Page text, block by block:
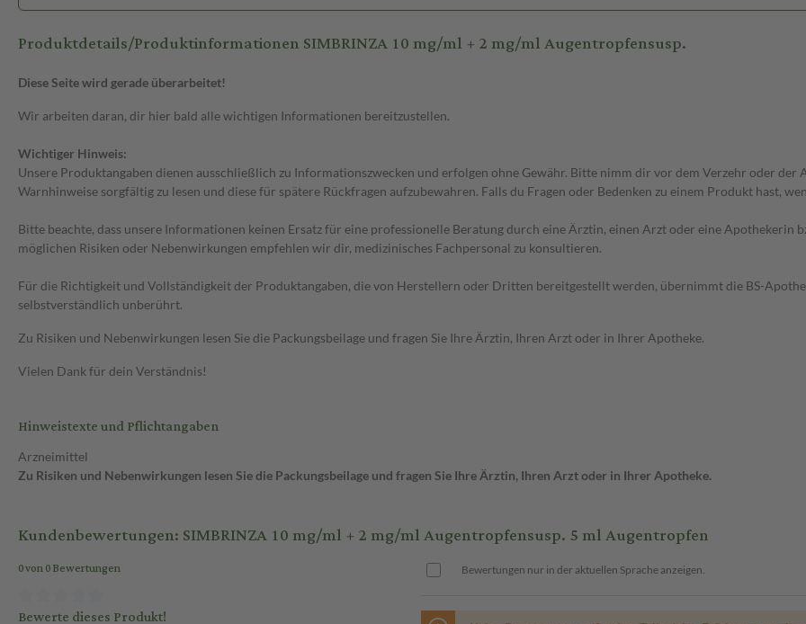
Produktdetails/Produktinformationen SIMBRINZA 10 mg/ml + 2 mg/ml Augentropfensusp.
Diese Seite wird gerade überarbeitet!
Wir arbeiten daran, dir hier bald alle wichtigen Informationen bereitzustellen.
Wichtiger Hinweis:
Unsere Produktangaben dienen ausschließlich zu Informationszwecken und erfolgen ohne Gewähr. Bitte nimm dir vor dem Verzehr oder
Warnhinweise sorgfältig zu lesen und diese für spätere Rückfragen aufzubewahren. Falls du Fragen oder Bedenken zu einem Produkt hast,
Bitte beachte, dass unsere Informationen keinen Ersatz für eine professionelle Beratung durch eine Ärztin, einen Arzt oder eine Apothekerin
möglichen Risiken oder Nebenwirkungen empfehlen wir dir, medizinisches Fachpersonal zu konsultieren.
Für die Richtigkeit und Vollständigkeit der Produktangaben, die von Herstellern oder Dritten bereitgestellt werden, übernimmt die BS-
selbstverständlich unberührt.
Zu Risiken und Nebenwirkungen lesen Sie die Packungsbeilage und fragen Sie Ihre Ärztin, Ihren Arzt oder in Ihrer Apotheke.
Vielen Dank für dein Verständnis!
Hinweistexte und Pflichtangaben
Arzneimittel
Zu Risiken und Nebenwirkungen lesen Sie die Packungsbeilage und fragen Sie Ihre Ärztin, Ihren Arzt oder in Ihrer Apotheke.
Kundenbewertungen: SIMBRINZA 10 mg/ml + 2 mg/ml Augentropfensusp. 5 ml Augentropfen
0 von 0 Bewertungen
Bewerte dieses Produkt!
Bewertungen nur in der aktuellen Sprache anzeigen.